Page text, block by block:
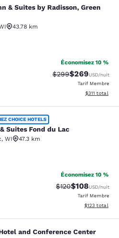
by Radisson,
& Suites by Radisson, Green
43.78 km
366 commentaires
Économisez 10 %
Tarif barré :
$299Tarif réduit :
$269USD/nuit
Tarif Membre
Afficher les
$311 total
Fond du Lac
CHOICE HOTELS
Suites Fond du Lac
, WI
47.3 km
13 commentaires
Économisez 10 %
Tarif barré :
$120Tarif réduit :
$108USD/nuit
Tarif Membre
Afficher les
$123 total
Conference
and Conference Center